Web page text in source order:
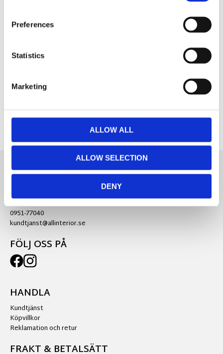
Preferences
Statistics
Marketing
ALLOW ALL
ALLOW SELECTION
DENY
Tidlös metervara med vackra löv.
MÅTT OCH SPECIFIKATIONER
Visa alla produkter från Redlunds
Ra:s Möbler AB
0951-77040
kundtjanst@allinterior.se
FÖLJ OSS PÅ
HANDLA
Kundtjänst
Köpvillkor
Reklamation och retur
FRAKT & BETALSÄTT